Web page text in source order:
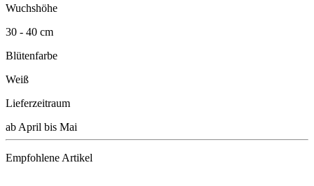
Wuchshöhe
30 - 40 cm
Blütenfarbe
Weiß
Lieferzeitraum
ab April bis Mai
Empfohlene Artikel